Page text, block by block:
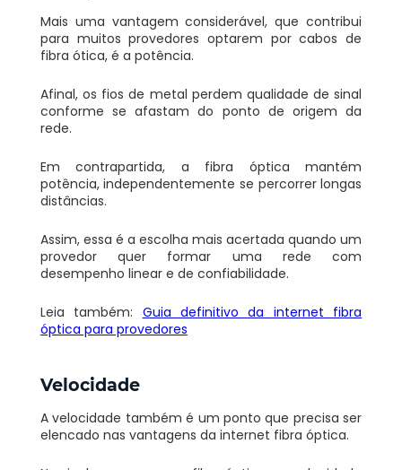
Mais uma vantagem considerável, que contribui
para muitos provedores optarem por cabos de
fibra ótica, é a potência.
Afinal, os fios de metal perdem qualidade de sinal
conforme se afastam do ponto de origem da
rede.
Em contrapartida, a fibra óptica mantém
potência, independentemente se percorrer longas
distâncias.
Assim, essa é a escolha mais acertada quando um
provedor quer formar uma rede com
desempenho linear e de confiabilidade.
Leia também: Guia definitivo da internet fibra
óptica para provedores
Velocidade
A velocidade também é um ponto que precisa ser
elencado nas vantagens da internet fibra óptica.